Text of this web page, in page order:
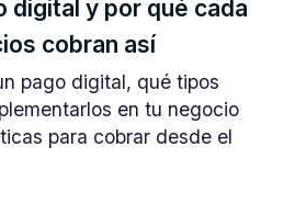
digital y por qué cada
cobran así
pago digital, qué tipos
en tu negocio
para cobrar desde el